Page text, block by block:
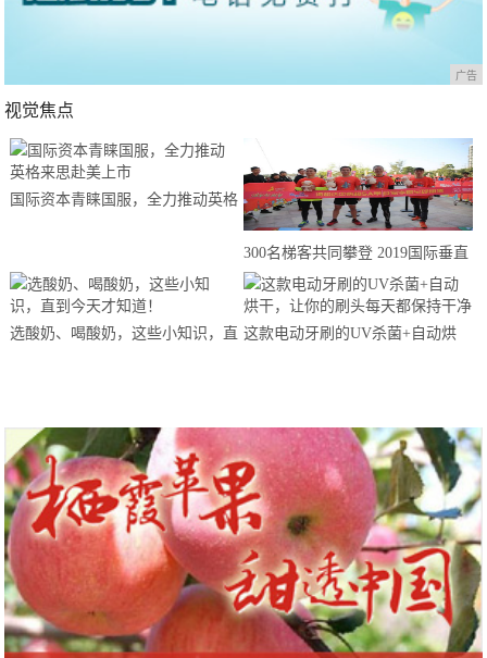
广告
视觉焦点
国际资本青睐国服，全力推动英格
300名梯客共同攀登 2019国际垂直
马拉松超级精英赛顺德海骏达中心
站欢乐开跑
选酸奶、喝酸奶，这些小知识，直 这款电动牙刷的UV杀菌+自动烘